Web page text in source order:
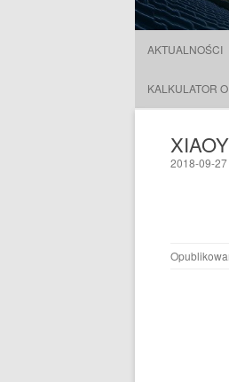
AKTUALNOŚCI
KALKULATOR
2018-09-27